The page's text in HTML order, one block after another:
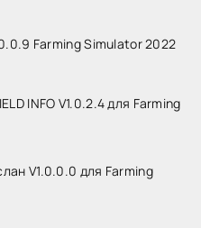
Farming Simulator 2022
INFO V1.0.2.4 для Farming
V1.0.0.0 для Farming